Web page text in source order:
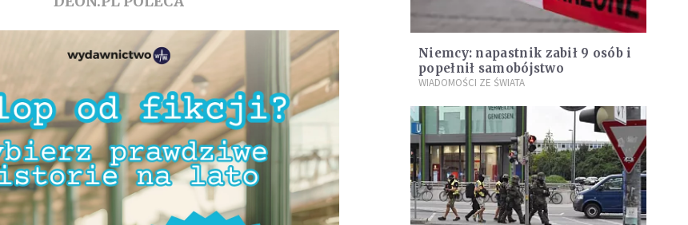
Niemcy: napastnik zabił 9 osób i
popełnił samobójstwo
WIADOMOŚCI ZE ŚWIATA